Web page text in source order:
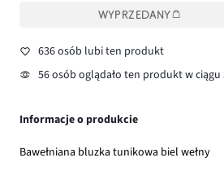
WYPRZEDANY
636 osób lubi ten produkt
56 osób oglądało ten produkt w ciągu
Informacje o produkcie
Bawełniana bluzka tunikowa biel wełny